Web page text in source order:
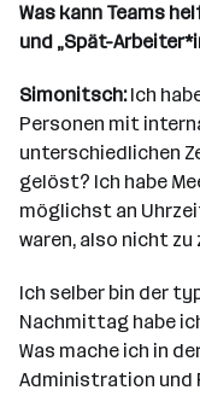
Was kann Teams
und „Spät-
Simonitsch:Ich
Personen mit
unterschiedlichen
gelöst? Ich habe
möglichst an
waren, also nicht
Ich selber bin der
Nachmittag habe
Was mache ich in
Administration und